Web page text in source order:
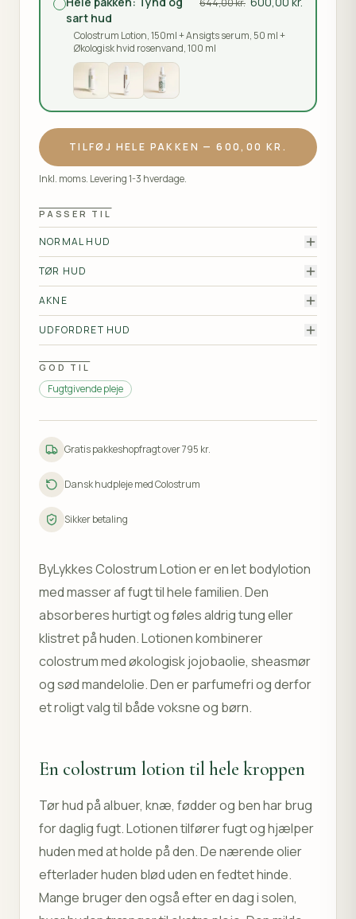
sart hud
644,00 kr.
Colostrum Lotion, 150ml + Ansigts serum, 50 ml +
Økologisk hvid rosenvand, 100 ml
TILFØJ HELE PAKKEN —600,00 KR.
Inkl. moms. Levering 1-3 hverdage.
PASSER TIL
NORMAL HUD
Let bodylotion der optages hurtigt og giver huden
fugt uden at fedte.
TØR HUD
Tilfører rigeligt med fugt til tørre områder som
albuer, knæ og ben, og efterlader huden blød.
AKNE
Let og hurtigt optagelig, giver fugt uden at føles
tung på huden.
UDFORDRET HUD
GOD TIL
Fugtgivende pleje
Gratis pakkeshopfragt over 795 kr.
Dansk hudpleje med Colostrum
Sikker betaling
ByLykkes Colostrum Lotion er en let bodylotion
med masser af fugt til hele familien. Den
absorberes hurtigt og føles aldrig tung eller
klistret på huden. Lotionen kombinerer
colostrum med økologisk jojobaolie, sheasmør
og sød mandelolie. Den er parfumefri og derfor
et roligt valg til både voksne og børn.
En colostrum lotion til hele kroppen
Tør hud på albuer, knæ, fødder og ben har brug
for daglig fugt. Lotionen tilfører fugt og hjælper
huden med at holde på den. De nærende olier
efterlader huden blød uden en fedtet hinde.
Mange bruger den også efter en dag i solen,